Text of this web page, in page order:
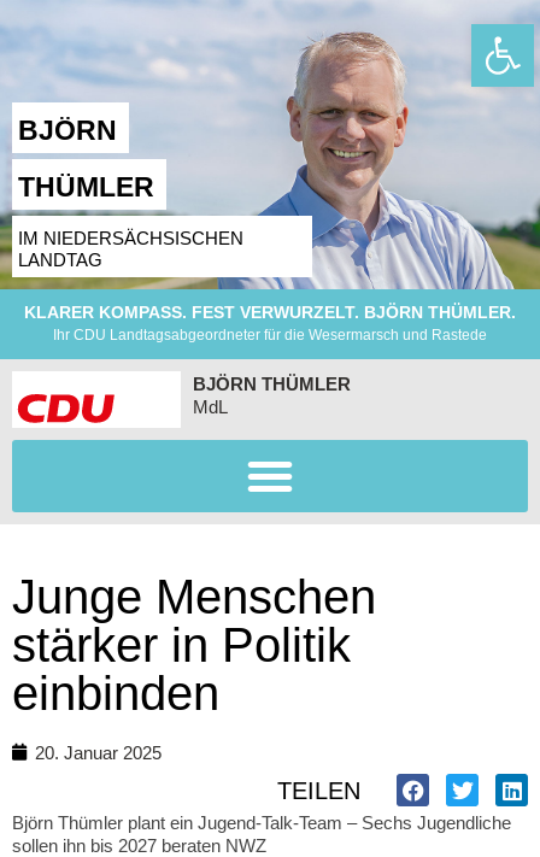
BJÖRN
THÜMLER
IM NIEDERSÄCHSISCHEN
LANDTAG
KLARER KOMPASS. FEST VERWURZELT. BJÖRN THÜMLER.
Ihr CDU Landtagsabgeordneter für die Wesermarsch und Rastede
BJÖRN THÜMLER
MdL
Junge Menschen
stärker in Politik
einbinden
20. Januar 2025
TEILEN
Björn Thümler plant ein Jugend-Talk-Team – Sechs Jugendliche
sollen ihn bis 2027 beraten NWZ